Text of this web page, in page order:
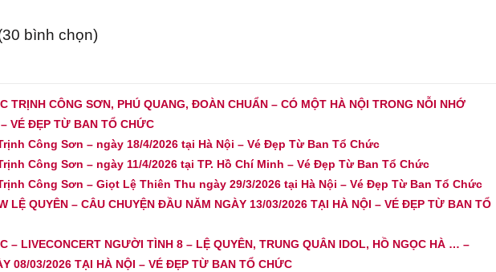
bình chọn)
TRỊNH CÔNG SƠN, PHÚ QUANG, ĐOÀN CHUẨN – CÓ MỘT HÀ NỘI TRONG NỖI NHỚ
VÉ ĐẸP TỪ BAN TỔ CHỨC
Công Sơn – ngày 18/4/2026 tại Hà Nội – Vé Đẹp Từ Ban Tổ Chức
Công Sơn – ngày 11/4/2026 tại TP. Hồ Chí Minh – Vé Đẹp Từ Ban Tổ Chức
Công Sơn – Giọt Lệ Thiên Thu ngày 29/3/2026 tại Hà Nội – Vé Đẹp Từ Ban Tổ Chức
LỆ QUYÊN – CÂU CHUYỆN ĐẦU NĂM NGÀY 13/03/2026 TẠI HÀ NỘI – VÉ ĐẸP TỪ BAN TỔ
– LIVECONCERT NGƯỜI TÌNH 8 – LỆ QUYÊN, TRUNG QUÂN IDOL, HỒ NGỌC HÀ … –
08/03/2026 TẠI HÀ NỘI – VÉ ĐẸP TỪ BAN TỔ CHỨC